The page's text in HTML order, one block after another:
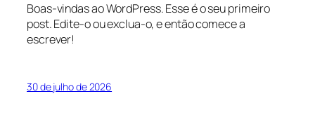
Boas-vindas ao WordPress. Esse é o seu primeiro
post. Edite-o ou exclua-o, e então comece a
escrever!
30 de julho de 2026